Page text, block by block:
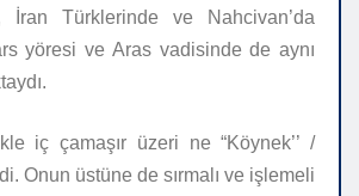
İran Türklerinde ve Nahcivan’da
yöresi ve Aras vadisinde de aynı
iç çamaşır üzeri ne “Köynek’’ /
Onun üstüne de sırmalı ve işlemeli